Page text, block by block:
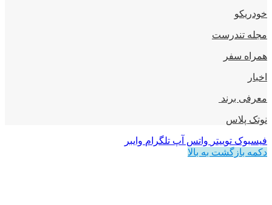
خودریکو
مجله‌ تندرست
همراه سفر
اخبار
معرفی برند
نوتک پلاس
فیسبوک توییتر واتس آپ تلگرام وایبر
دکمه بازگشت به بالا